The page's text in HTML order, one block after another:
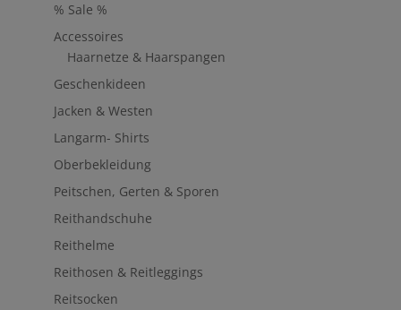
% Sale %
Accessoires
Haarnetze & Haarspangen
Geschenkideen
Jacken & Westen
Langarm- Shirts
Oberbekleidung
Peitschen, Gerten & Sporen
Reithandschuhe
Reithelme
Reithosen & Reitleggings
Reitsocken